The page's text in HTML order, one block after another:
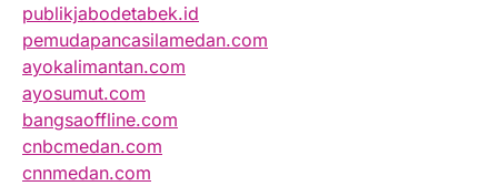
publikjabodetabek.id
pemudapancasilamedan.com
ayokalimantan.com
ayosumut.com
bangsaoffline.com
cnbcmedan.com
cnnmedan.com